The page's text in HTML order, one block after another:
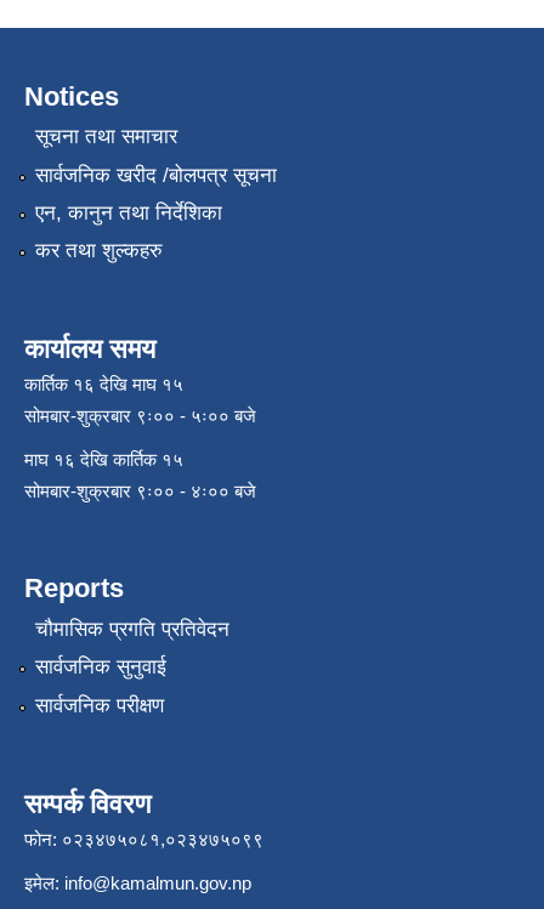
Notices
सूचना तथा समाचार
सार्वजनिक खरीद /बोलपत्र सूचना
एन, कानुन तथा निर्देशिका
कर तथा शुल्कहरु
कार्यालय समय
कार्तिक १६ देखि माघ १५
सोमबार-शुक्रबार ९ः०० - ५ः०० बजे
माघ १६ देखि कार्तिक १५
सोमबार-शुक्रबार ९ः०० - ४ः०० बजे
Reports
चौमासिक प्रगति प्रतिवेदन
सार्वजनिक सुनुवाई
सार्वजनिक परीक्षण
सम्पर्क विवरण
फोन: ०२३४७५०८१,०२३४७५०९९
इमेल: info@kamalmun.gov.np